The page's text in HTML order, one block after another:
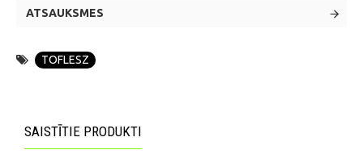
ATSAUKSMES
TOFLESZ
SAISTĪTIE PRODUKTI